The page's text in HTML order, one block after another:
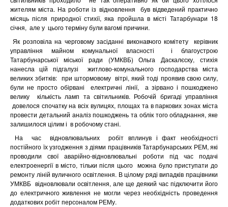
жителям міста. На роботи із відновлення
був відведений практично
місяць після природної стихії, яка пройшла в місті Татарбунари 18
січня, але у цього терміну були вагомі причини.
Як розповіла на черговому засіданні виконавчого комітету
керівник
управління майном комунальної власності
і благоустрою
Татарбунарської міської ради (УМКВБ) Ольга Даскалєску, стихія
нанесла цій підгалузі
житлово-комунального господарства міста
великих збитків: при штормовому вітрі, який тоді проявив свою силу,
були не просто обірвані
електричні лінії,
а зірвано і пошкоджено
велику
кількість ламп та світильників. Робочій бригаді управління
довелося спочатку на всіх вулицях, площах та в паркових зонах міста
провести детальний аналіз пошкоджень та облік того обладнання, яке
залишилося цілим і в робочому стані.
На
час відновлювальних
робіт вплинув і факт необхідності
постійного їх узгодження з діями працівників Татарбунарських РЕМ, які
проводили свої аварійно-відновлювальні роботи під час подачі
електроенергії в місто, тільки після цього можна було приступати до
ремонту ліній вуличного освітлення. В цілому ряді випадків працівники
УМКВБ відновлювали освітлення, але ще деякий час підключити його
до електричного живлення не могли через необхідність проведення
додаткових робіт персоналом РЕМу.